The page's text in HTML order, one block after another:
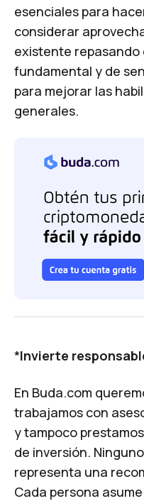
esenciales para
considerar
existente repasando
fundamental y de
para mejorar las
generales.
*Invierte
En Buda.com
trabajamos con
y tampoco
de inversión.
representa una
Cada persona